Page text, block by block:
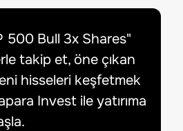
500 Bull 3x Shares"
takip et, öne çıkan
hisseleri keşfetmek
Invest ile yatırıma